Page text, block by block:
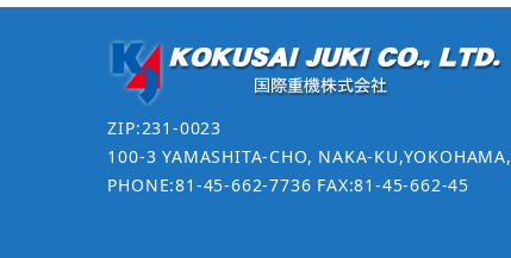
ZIP:231-0023
100-3 YAMASHITA-CHO, NAKA-
PHONE:81-45-662-7736 FAX:81-45-662-45